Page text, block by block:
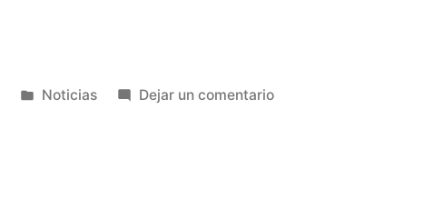
Publicada
Noticias Dejar un comentarioen